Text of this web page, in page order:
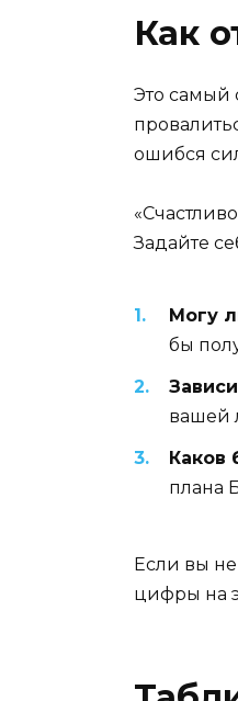
Как
Это самый
ошибся
Задайте
Могу
бы
вашей
Каков
плана
Если вы
цифры на